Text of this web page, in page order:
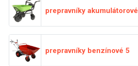
prepravníky akumulátorové
prepravníky benzínové 5